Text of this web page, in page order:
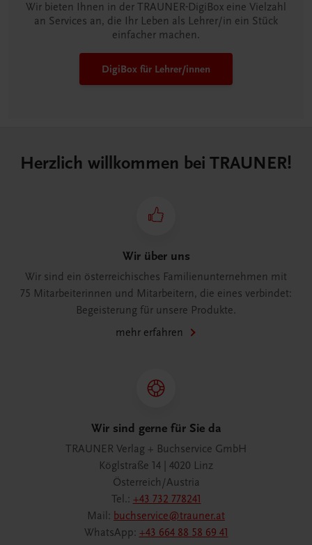
Wir bieten Ihnen in der TRAUNER-DigiBox eine Vielzahl
an Services an, die Ihr Leben als Lehrer/in ein Stück
einfacher machen.
DigiBox für Lehrer/innen
Herzlich willkommen bei TRAUNER!
Wir über uns
Wir sind ein österreichisches Familienunternehmen mit
75 Mitarbeiterinnen und Mitarbeitern, die eines verbindet:
Begeisterung für unsere Produkte.
mehr erfahren
Wir sind gerne für Sie da
TRAUNER Verlag + Buchservice GmbH
Köglstraße 14 | 4020 Linz
Österreich/Austria
Tel.: +43 732 778241
Mail: buchservice@trauner.at
WhatsApp: +43 664 88 58 69 41